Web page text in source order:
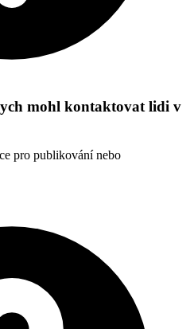
mohl kontaktovat lidi v
pro publikování nebo